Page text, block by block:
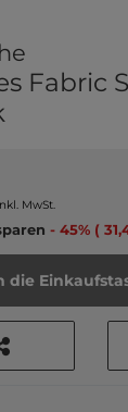
Fabric
MwSt.
- 45% (
die